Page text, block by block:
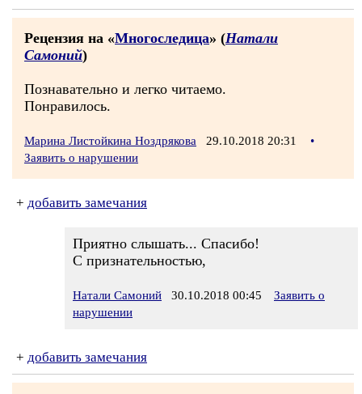
Рецензия на «Многоследица» (Натали
Самоний)
Познавательно и легко читаемо.
Понравилось.
Марина Листойкина Ноздрякова 29.10.2018 20:31
•
Заявить о нарушении
+ добавить замечания
Приятно слышать... Спасибо!
С признательностью,
Натали Самоний 30.10.2018 00:45
Заявить о
нарушении
+ добавить замечания